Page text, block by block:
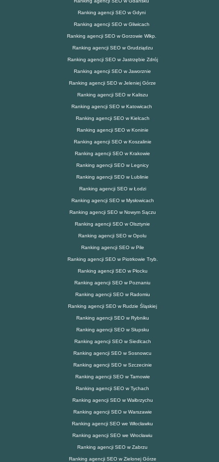
Ranking agencji SEO w Gdyni
Ranking agencji SEO w Gliwicach
Ranking agencji SEO w Gorzowie Wlkp.
Ranking agencji SEO w Grudziądzu
Ranking agencji SEO w Jastrzębie Zdrój
Ranking agencji SEO w Jaworznie
Ranking agencji SEO w Jeleniej Górze
Ranking agencji SEO w Kaliszu
Ranking agencji SEO w Katowicach
Ranking agencji SEO w Kielcach
Ranking agencji SEO w Koninie
Ranking agencji SEO w Koszalinie
Ranking agencji SEO w Krakowie
Ranking agencji SEO w Legnicy
Ranking agencji SEO w Lublinie
Ranking agencji SEO w Łodzi
Ranking agencji SEO w Mysłowicach
Ranking agencji SEO w Nowym Sączu
Ranking agencji SEO w Olsztynie
Ranking agencji SEO w Opolu
Ranking agencji SEO w Pile
Ranking agencji SEO w Piotrkowie Tryb.
Ranking agencji SEO w Płocku
Ranking agencji SEO w Poznaniu
Ranking agencji SEO w Radomiu
Ranking agencji SEO w Rudzie Śląskiej
Ranking agencji SEO w Rybniku
Ranking agencji SEO w Słupsku
Ranking agencji SEO w Siedlcach
Ranking agencji SEO w Sosnowcu
Ranking agencji SEO w Szczecinie
Ranking agencji SEO w Tarnowie
Ranking agencji SEO w Tychach
Ranking agencji SEO w Wałbrzychu
Ranking agencji SEO w Warszawie
Ranking agencji SEO we Włocławku
Ranking agencji SEO we Wrocławiu
Ranking agencji SEO w Zabrzu
Ranking agencji SEO w Zielonej Górze